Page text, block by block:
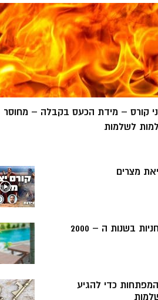
קורס – מידת הכעס בקבלה – מחוסר
לשלמות
מצרים
בשנות ה – 2000
5 המפתחות כדי להגיע